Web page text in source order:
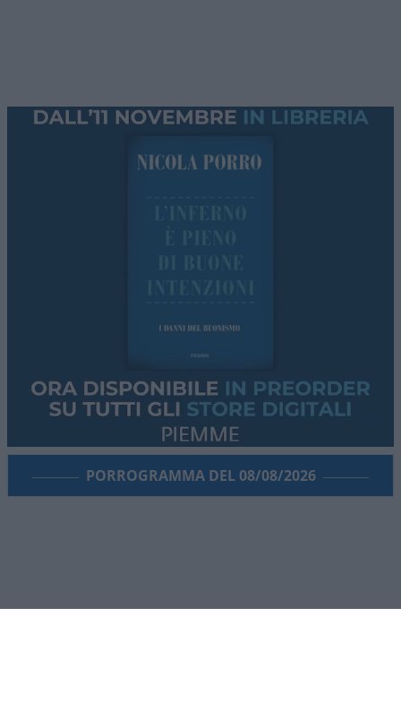
non è soltanto un’invenzione della politica:
sindaci, amministratori e dirigenti conoscono
bene il paradosso di una pubblica
amministrazione nella quale, qualche volta, non